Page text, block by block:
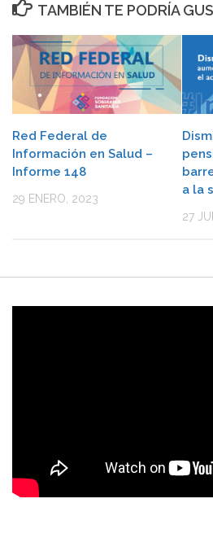
TAMBIÉN TE PODRÍA
Red Federal de
Información en Salud –
Informe 148
29 ENERO, 2023
a la
27